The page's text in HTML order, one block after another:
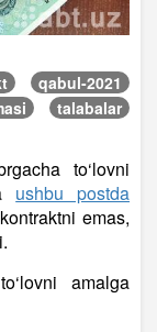
qabul-2021
talabalar
to‘lovni
ushbu postda
emas,
amalga